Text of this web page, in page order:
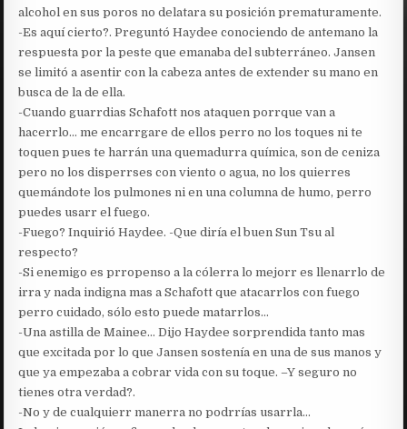
alcohol en sus poros no delatara su posición prematuramente.
-Es aquí cierto?. Preguntó Haydee conociendo de antemano la
respuesta por la peste que emanaba del subterráneo. Jansen
se limitó a asentir con la cabeza antes de extender su mano en
busca de la de ella.
-Cuando guarrdias Schafott nos ataquen porrque van a
hacerrlo… me encarrgare de ellos perro no los toques ni te
toquen pues te harrán una quemadurra química, son de ceniza
pero no los disperrses con viento o agua, no los quierres
quemándote los pulmones ni en una columna de humo, perro
puedes usarr el fuego.
-Fuego? Inquirió Haydee. -Que diría el buen Sun Tsu al
respecto?
-Si enemigo es prropenso a la cólerra lo mejorr es llenarrlo de
irra y nada indigna mas a Schafott que atacarrlos con fuego
perro cuidado, sólo esto puede matarrlos…
-Una astilla de Mainee… Dijo Haydee sorprendida tanto mas
que excitada por lo que Jansen sostenía en una de sus manos y
que ya empezaba a cobrar vida con su toque. –Y seguro no
tienes otra verdad?.
-No y de cualquierr manerra no podrrías usarrla…